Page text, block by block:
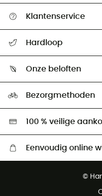
Klantenservice
Mijn zending volgen
Retourzendingen &
Hardloop
Ambassadeurs
Onze beloften
Hardgreen
Bezorgmethoden
100 % veilige
Eenvoudig online
Gratis retourneren binnen
©